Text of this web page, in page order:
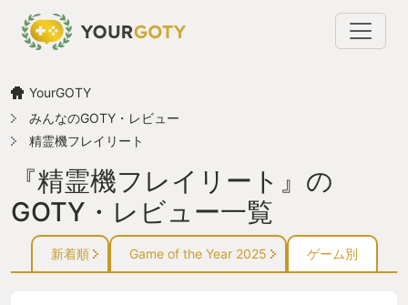
YourGOTY
みんなのGOTY・レビュー
精霊機フレイリート
『精霊機フレイリート』の
GOTY・レビュー一覧
新着順 Game of the Year 2025 ゲーム別